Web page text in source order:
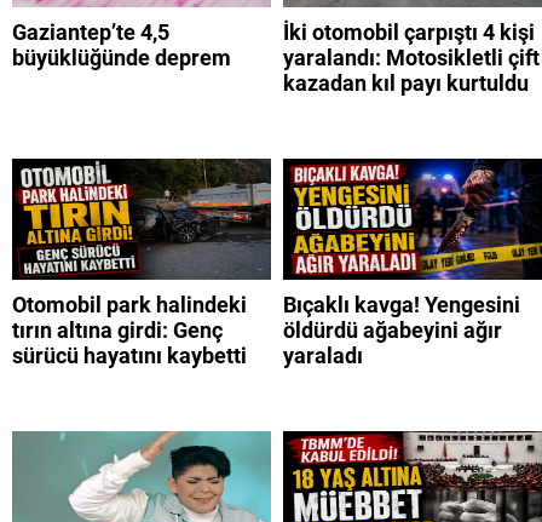
Gaziantep’te 4,5
büyüklüğünde deprem
İki otomobil çarpıştı 4 kişi
yaralandı: Motosikletli çift
kazadan kıl payı kurtuldu
Otomobil park halindeki
tırın altına girdi: Genç
sürücü hayatını kaybetti
Bıçaklı kavga! Yengesini
öldürdü ağabeyini ağır
yaraladı